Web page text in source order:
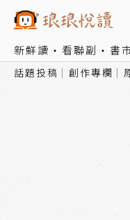
新鮮讀 看聯副 書
話題投稿 創作專欄